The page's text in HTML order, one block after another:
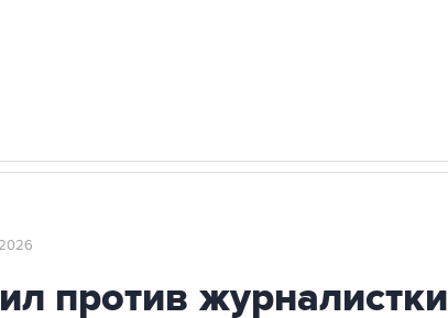
против журналистки